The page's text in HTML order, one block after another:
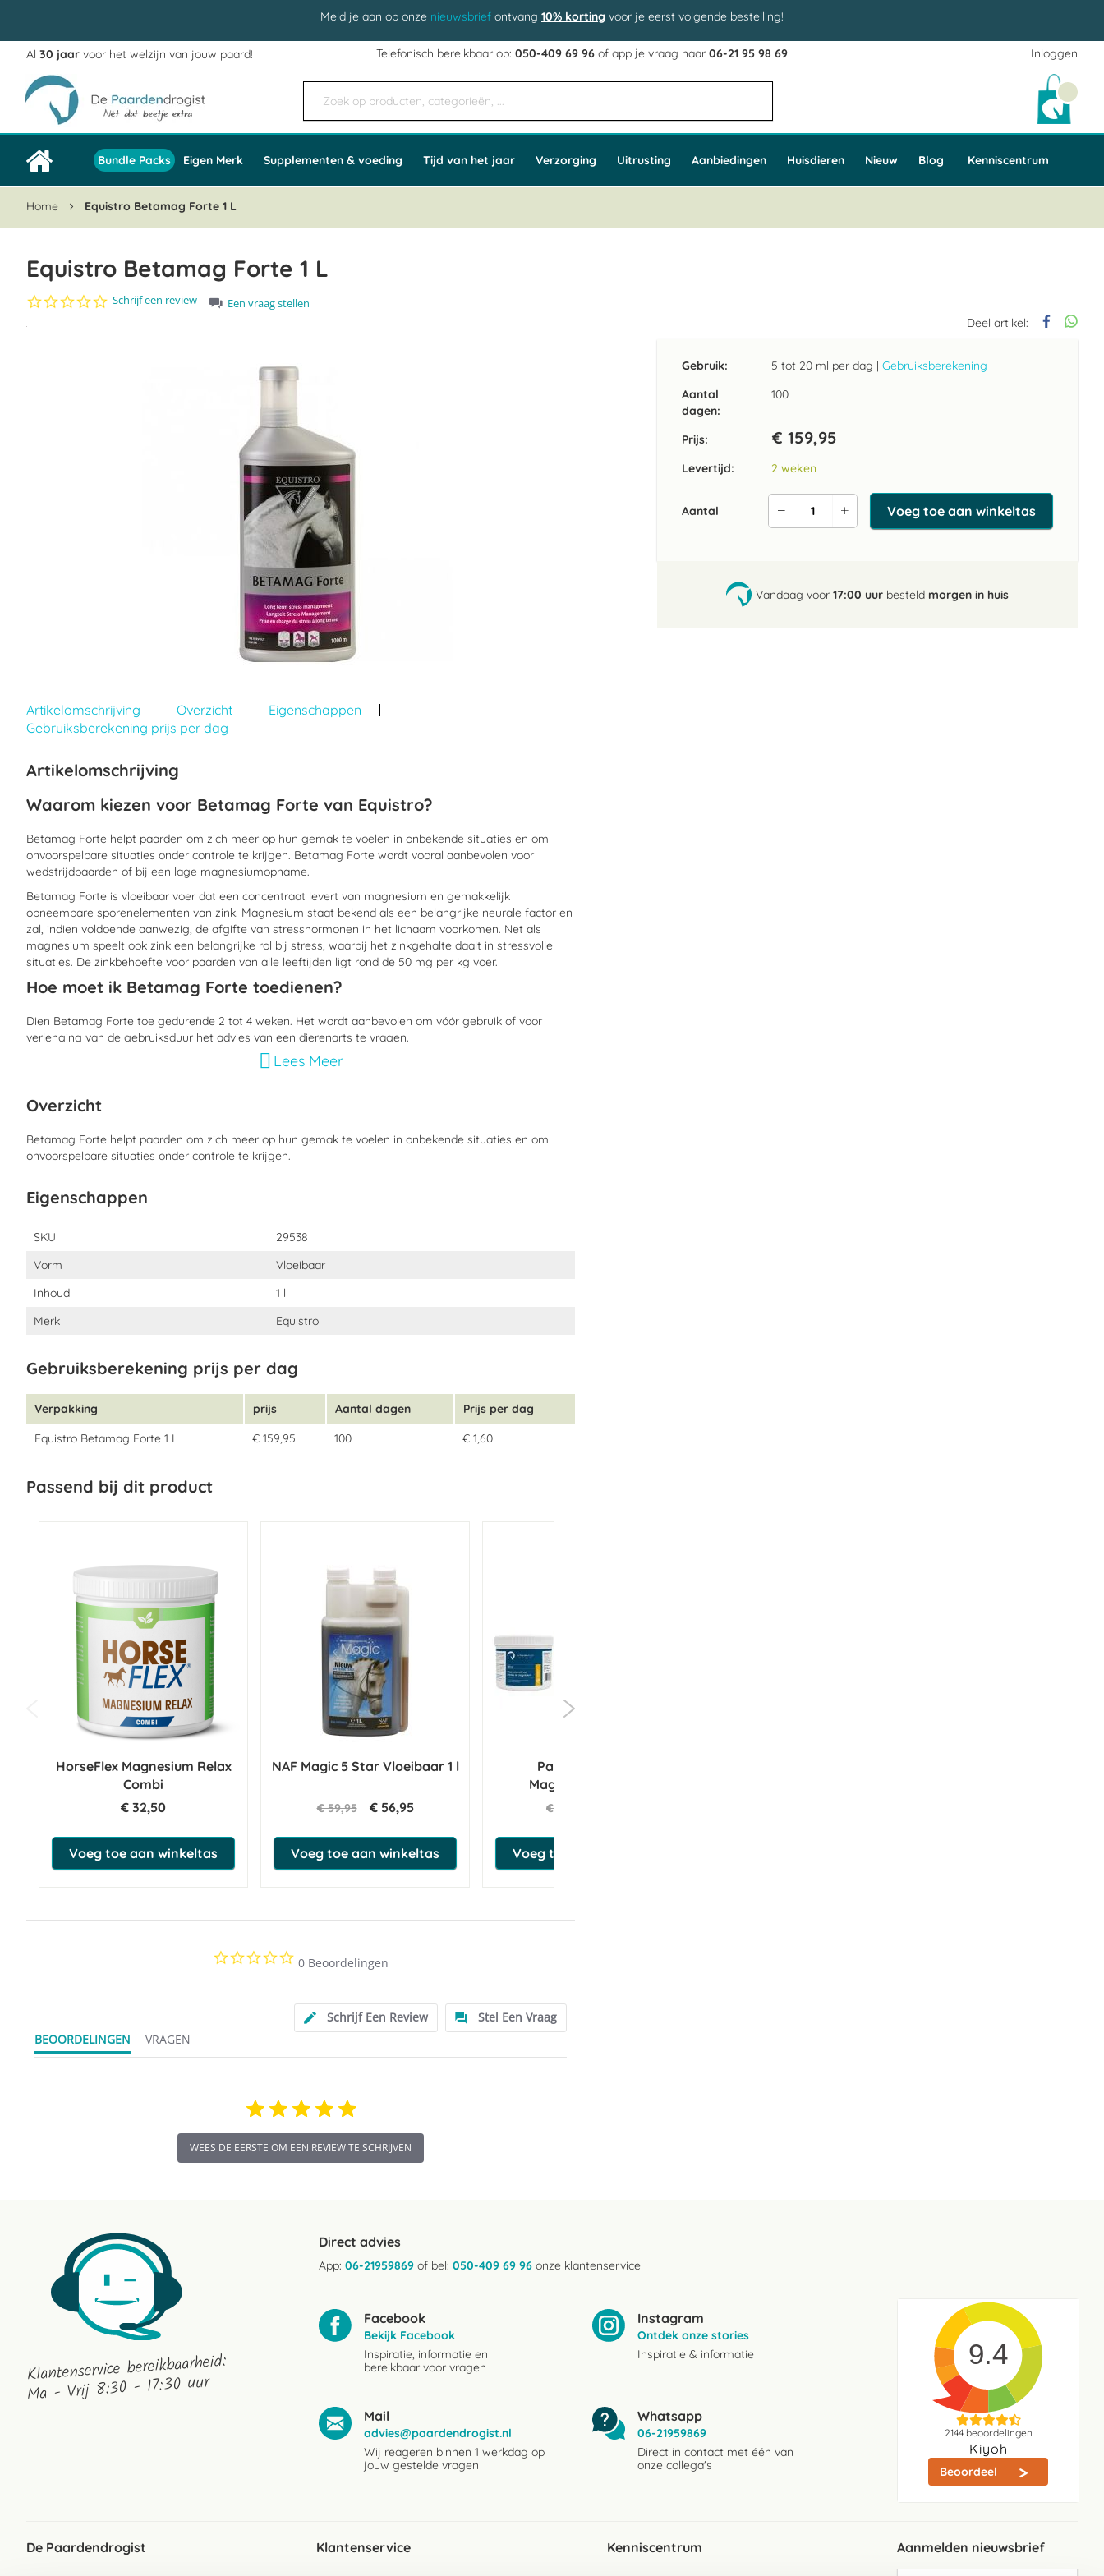
Meld je aan op onze nieuwsbrief ontvang 10% korting voor je eerst volgende bestelling!
Inloggen
Ga
naar
de
inhoud
Al 30 jaar voor het welzijn van jouw paard! Telefonisch bereikbaar op:050-409 69 96 of app je vraag naar06-21 95 98 69
Bundle Packs Eigen Merk Supplementen & voeding Tijd van het jaar Verzorging Uitrusting Aanbiedingen Huisdieren Nieuw Blog Kenniscentrum
Home Equistro Betamag Forte 1 L
Equistro Betamag Forte 1 L
0.0
Schrijf een review
Een vraag stellen
Deel artikel:
Gebruik: 5 tot 20 ml per dag | Gebruiksberekening
Aantal
dagen:
100
Prijs: € 159,95
Levertijd: 2 weken
Aantal
Verhoog
de
Verlaag
de
Voeg toe aan winkeltas
Vandaag voor 17:00 uur besteld morgen in huis
naar
het
begin
de
gallerij
Artikelomschrijving Overzicht
Eigenschappen
Gebruiksberekening prijs per dag
Artikelomschrijving
Waarom kiezen voor Betamag Forte van Equistro?
Betamag Forte helpt paarden om zich meer op hun gemak te voelen in onbekende situaties en om
onvoorspelbare situaties onder controle te krijgen. Betamag Forte wordt vooral aanbevolen voor
wedstrijdpaarden of bij een lage magnesiumopname.
Betamag Forte is vloeibaar voer dat een concentraat levert van magnesium en gemakkelijk
opneembare sporenelementen van zink. Magnesium staat bekend als een belangrijke neurale factor en
zal, indien voldoende aanwezig, de afgifte van stresshormonen in het lichaam voorkomen. Net als
magnesium speelt ook zink een belangrijke rol bij stress, waarbij het zinkgehalte daalt in stressvolle
situaties. De zinkbehoefte voor paarden van alle leeftijden ligt rond de 50 mg per kg voer.
Hoe moet ik Betamag Forte toedienen?
Dien Betamag Forte toe gedurende 2 tot 4 weken. Het wordt aanbevolen om vóór gebruik of voor
verlenging van de gebruiksduur het advies van een dierenarts te vragen.
(bij verhoogde lichamelijke inspanning): 1 tot 2 keer per dag 10 ml door het voer of drinkwater
Samenstelling: Magnesium aspartaat, sucrose.
Ruwe celstof 0,3%, Natrium 0,2%.
Samengesteld uit sporenelementen:
- Glycine: 10.480 mg
Lees Meer
Overzicht
Betamag Forte helpt paarden om zich meer op hun gemak te voelen in onbekende situaties en om
onvoorspelbare situaties onder controle te krijgen.
Eigenschappen
Eigenschappen
SKU
29538
Vorm
Vloeibaar
Inhoud
1 l
Merk
Equistro
Gebruiksberekening prijs per dag
Verpakking prijs Aantal dagen
Prijs per dag
Equistro Betamag Forte 1 L
€ 159,95 100 € 1,60
Passend bij dit product
HorseFlex Magnesium Relax
Combi
€ 32,50
Voeg toe aan winkeltas
NAF Magic 5 Star Vloeibaar 1 l
€ 59,95 € 56,95
Voeg toe aan winkeltas
Paardendrogist
Magnesiumcitraat
€ 11,15
Voeg toe aan winkeltas
0.0
star
0 Beoordelingen
Schrijf Een Review
Stel Een Vraag
BEOORDELINGEN
VRAGEN
WEES DE EERSTE OM EEN REVIEW TE SCHRIJVEN
Klantenservice bereikbaarheid:
Ma - Vrij 8:30 - 17:30 uur
Direct advies
App: 06-21959869 of bel: 050-409 69 96 onze klantenservice
Facebook
Bekijk Facebook
Inspiratie, informatie en
bereikbaar voor vragen
Instagram
Ontdek onze stories
Inspiratie & informatie
Mail
advies@paardendrogist.nl
Wij reageren binnen 1 werkdag op
jouw gestelde vragen
Whatsapp
06-21959869
Direct in contact met één van
onze collega's
9.4
2144beoordelingen
Kiyoh
Beoordeel
De Paardendrogist Klantenservice Kenniscentrum Aanmelden nieuwsbrief